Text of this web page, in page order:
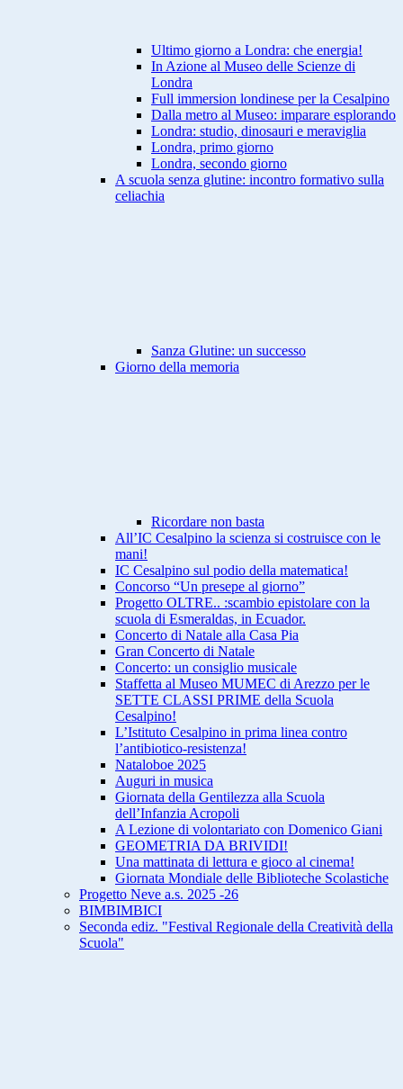
Ultimo giorno a Londra: che energia!
In Azione al Museo delle Scienze di
Londra
Full immersion londinese per la Cesalpino
Dalla metro al Museo: imparare esplorando
Londra: studio, dinosauri e meraviglia
Londra, primo giorno
Londra, secondo giorno
A scuola senza glutine: incontro formativo sulla
celiachia
Sanza Glutine: un successo
Giorno della memoria
Ricordare non basta
All’IC Cesalpino la scienza si costruisce con le
mani!
IC Cesalpino sul podio della matematica!
Concorso “Un presepe al giorno”
Progetto OLTRE.. :scambio epistolare con la
scuola di Esmeraldas, in Ecuador.
Concerto di Natale alla Casa Pia
Gran Concerto di Natale
Concerto: un consiglio musicale
Staffetta al Museo MUMEC di Arezzo per le
SETTE CLASSI PRIME della Scuola
Cesalpino!
L’Istituto Cesalpino in prima linea contro
l’antibiotico-resistenza!
Nataloboe 2025
Auguri in musica
Giornata della Gentilezza alla Scuola
dell’Infanzia Acropoli
A Lezione di volontariato con Domenico Giani
GEOMETRIA DA BRIVIDI!
Una mattinata di lettura e gioco al cinema!
Giornata Mondiale delle Biblioteche Scolastiche
Progetto Neve a.s. 2025 -26
BIMBIMBICI
Seconda ediz. "Festival Regionale della Creatività della
Scuola"